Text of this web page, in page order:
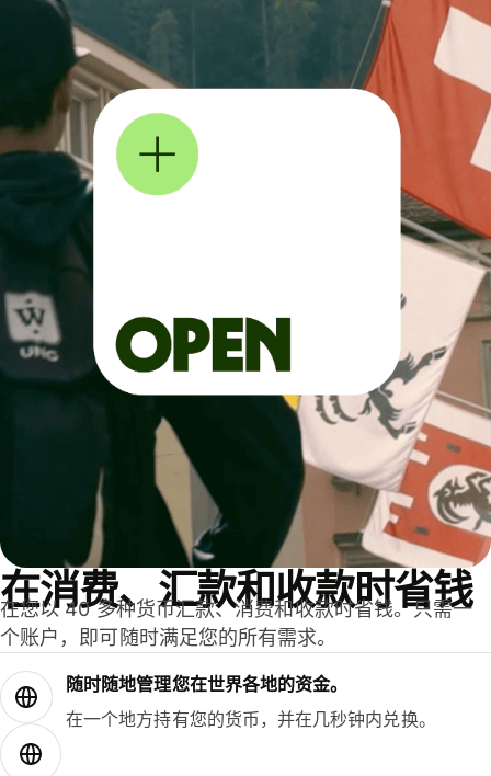
在消费、汇款和收款时省钱
在您以 40 多种货币汇款、消费和收款时省钱。只需一
个账户，即可随时满足您的所有需求。
随时随地管理您在世界各地的资金。
在一个地方持有您的货币，并在几秒钟内兑换。